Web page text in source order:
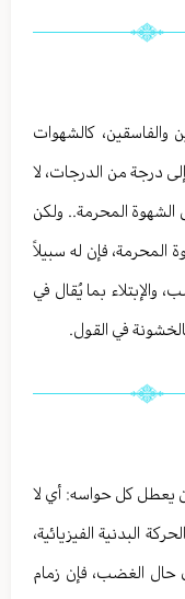
والفاسقين، كالشهوات
درجة من الدرجات، لا
المحرمة.. ولكن
المحرمة، فإن له سبيلاً
والإبتلاء بما يُقال في
في القول.
يعطل كل حواسه: أي لا
البدنية الفيزيائية،
حال الغضب، فإن زمام